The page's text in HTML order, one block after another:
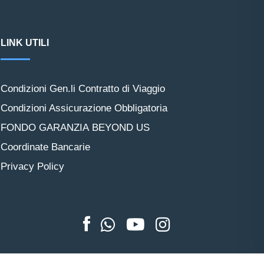
LINK UTILI
Condizioni Gen.li Contratto di Viaggio
Condizioni Assicurazione Obbligatoria
FONDO GARANZIA BEYOND US
Coordinate Bancarie
Privacy Policy